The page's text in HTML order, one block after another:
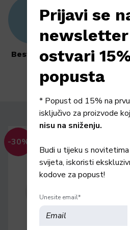
Po tipu kože
Bestseller
Njega tijela
Njega kose
Anti ageing Suha koža
-30%
VT
VT
Prijavi se
ostvari
popusta
* Popust od 15% na
isključivo za proizvode
nisu na sniženju.
Budi u tijeku s
svijeta, iskoristi
kodove za popust!
Unesite email*